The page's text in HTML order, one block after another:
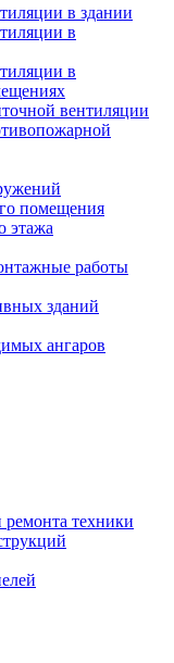
в здании
в
в
вентиляции
помещения
этажа
работы
зданий
ангаров
техники